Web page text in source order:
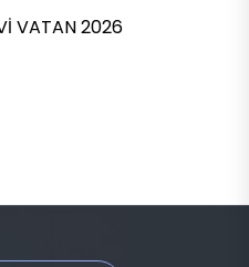
VATAN 2026